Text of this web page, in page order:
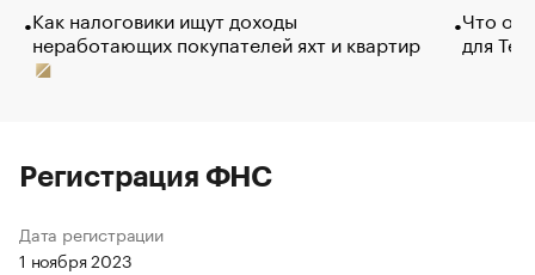
Как налоговики ищут доходы
неработающих покупателей яхт и квартир
Что
для
Регистрация ФНС
Дата регистрации
1 ноября 2023